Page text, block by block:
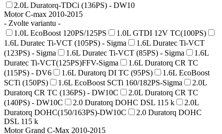
2.0L Duratorq-TDCi (136PS) - DW10
Motor C-max 2010-2015
- Zvolte variantu -
1.0L EcoBoost 120PS/125PS
1.0L GTDI 12V TC(100PS)
1.6L Duratec Ti-VCT (105PS) - Sigma
1.6L Duratec Ti-VCT
(123PS) - Sigma
1.6L Duratec Ti-VCT (85PS) - Sigma
1.6L
Duratec Ti-VCT(125PS)FFV-Sigma
1.6L Duratorq CR TC
(115PS) - DV6
1.6L Duratorq DI TC (95PS)
1.6L EcoBoost
SCTi (150PS)
1.6L EcoBoost SCTi 160/182PS-Sigma
2.0L
Duratorq CR TC (136PS) - DW10C
2.0L Duratorq CR TC
(140PS) - DW10C
2.0 Duratorq DOHC DSL 115 k
2.0L
Duratorq DOHC(150/163PS)-DW10C
2.0 Duratorq DOHC
DSL 115 k
Motor Grand C-Max 2010-2015